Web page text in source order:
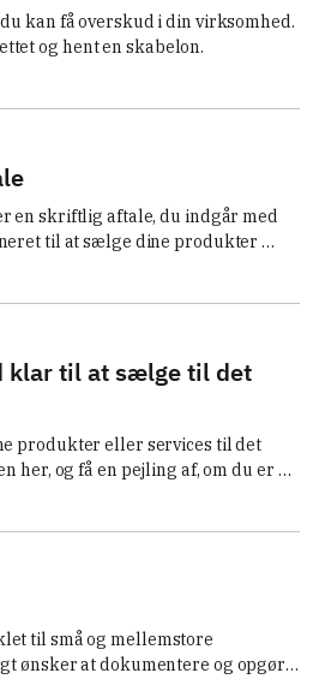
kan få overskud i din virksomhed.
en skriftlig aftale, du indgår med
til at sælge dine produkter
klar til at sælge til det
produkter eller services til det
her, og få en pejling af, om du er
til små og mellemstore
ønsker at dokumentere og opgøre